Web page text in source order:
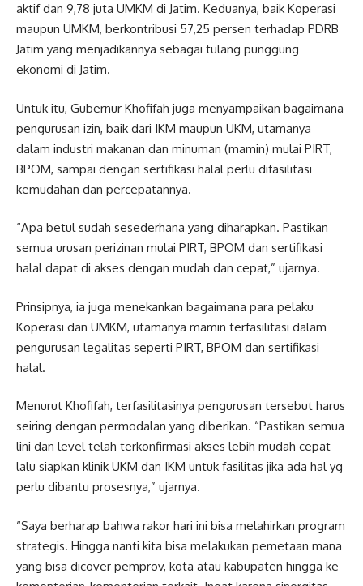
aktif dan 9,78 juta UMKM di Jatim. Keduanya, baik Koperasi
maupun UMKM, berkontribusi 57,25 persen terhadap PDRB
Jatim yang menjadikannya sebagai tulang punggung
ekonomi di Jatim.
Untuk itu, Gubernur Khofifah juga menyampaikan bagaimana
pengurusan izin, baik dari IKM maupun UKM, utamanya
dalam industri makanan dan minuman (mamin) mulai PIRT,
BPOM, sampai dengan sertifikasi halal perlu difasilitasi
kemudahan dan percepatannya.
“Apa betul sudah sesederhana yang diharapkan. Pastikan
semua urusan perizinan mulai PIRT, BPOM dan sertifikasi
halal dapat di akses dengan mudah dan cepat,” ujarnya.
Prinsipnya, ia juga menekankan bagaimana para pelaku
Koperasi dan UMKM, utamanya mamin terfasilitasi dalam
pengurusan legalitas seperti PIRT, BPOM dan sertifikasi
halal.
Menurut Khofifah, terfasilitasinya pengurusan tersebut harus
seiring dengan permodalan yang diberikan. “Pastikan semua
lini dan level telah terkonfirmasi akses lebih mudah cepat
lalu siapkan klinik UKM dan IKM untuk fasilitas jika ada hal yg
perlu dibantu prosesnya,” ujarnya.
“Saya berharap bahwa rakor hari ini bisa melahirkan program
strategis. Hingga nanti kita bisa melakukan pemetaan mana
yang bisa dicover pemprov, kota atau kabupaten hingga ke